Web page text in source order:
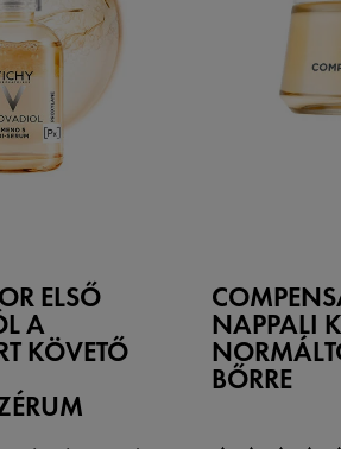
ELSŐ
A
KÖVETŐ
NAPPALI
BŐRRE